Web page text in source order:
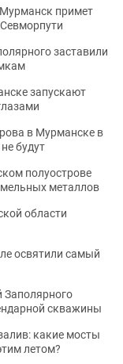
примет
заставили
запускают
в Мурманске в
будут
полуострове
металлов
области
освятили самый
Заполярного
скважины
какие мосты
летом?